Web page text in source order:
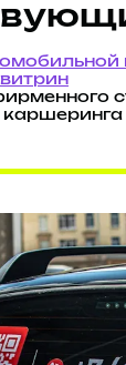
каршеринга